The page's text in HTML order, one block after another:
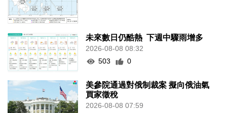
未來數日仍酷熱 下週中驟雨增多
2026-08-08 08:32
503
0
美參院通過對俄制裁案 擬向俄油氣
買家徵稅
2026-08-08 07:59